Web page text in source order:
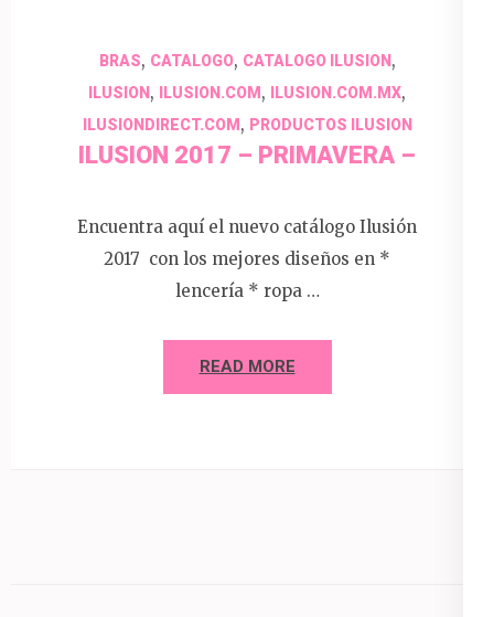
BRAS, CATALOGO, CATALOGO ILUSION,
ILUSION, ILUSION.COM, ILUSION.COM.MX,
ILUSIONDIRECT.COM, PRODUCTOS ILUSION
ILUSION 2017 – PRIMAVERA –
Encuentra aquí el nuevo catálogo Ilusión
2017 con los mejores diseños en *
lencería * ropa …
READ MORE